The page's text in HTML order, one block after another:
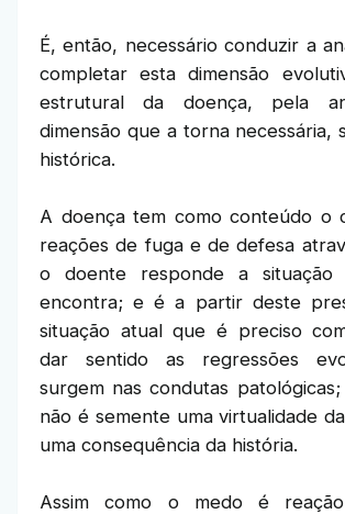
É, então, necessário conduzir a
completar esta dimensão
estrutural da doença, pela
dimensão que a torna necessária,
histórica.
A doença tem como conteúdo o
reações de fuga e de defesa
o doente responde a
encontra; e é a partir deste
situação atual que é preciso
dar sentido as regressões
surgem nas condutas
não é semente uma virtualidade
uma consequência da história.
Assim como o medo é